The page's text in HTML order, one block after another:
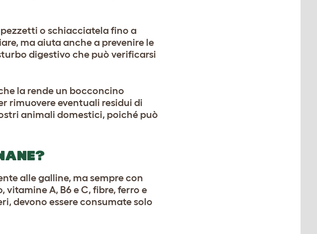
o schiacciatela fino a
ma aiuta anche a prevenire le
digestivo che può verificarsi
la rende un bocconcino
rimuovere eventuali residui di
animali domestici, poiché può
alle galline, ma sempre con
A, B6 e C, fibre, ferro e
devono essere consumate solo